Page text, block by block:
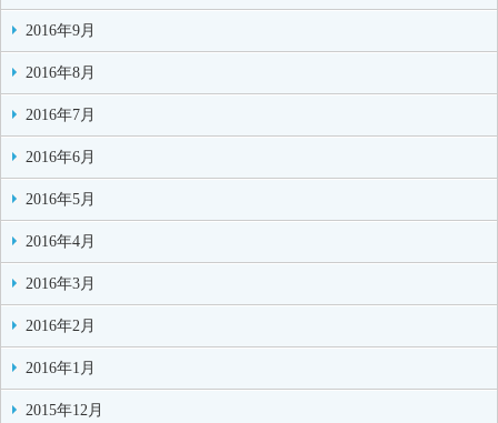
2016年9月
2016年8月
2016年7月
2016年6月
2016年5月
2016年4月
2016年3月
2016年2月
2016年1月
2015年12月